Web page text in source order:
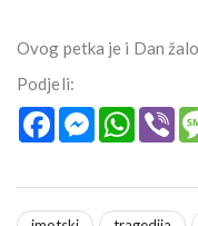
Ovog petka je i Dan
Podjeli:
FacebookMessenger